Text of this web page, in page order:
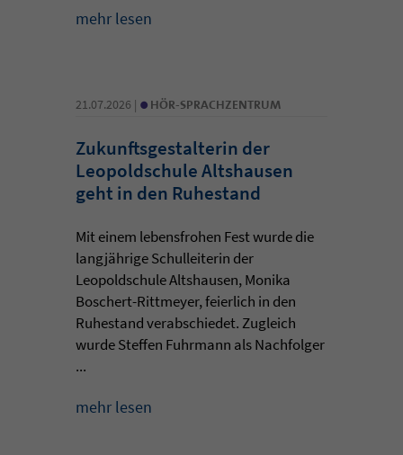
mehr lesen
21.07.2026 | • HÖR-SPRACHZENTRUM
Zukunftsgestalterin der
Leopoldschule Altshausen
geht in den Ruhestand
Mit einem lebensfrohen Fest wurde die
langjährige Schulleiterin der
Leopoldschule Altshausen, Monika
Boschert-Rittmeyer, feierlich in den
Ruhestand verabschiedet. Zugleich
wurde Steffen Fuhrmann als Nachfolger
...
mehr lesen